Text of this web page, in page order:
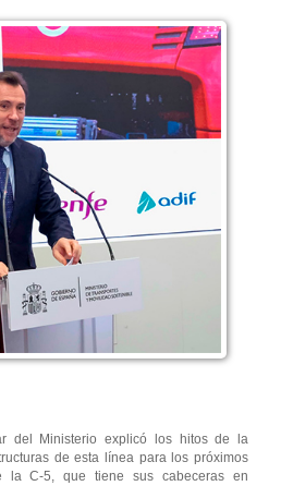
del Ministerio explicó los hitos de la
de esta línea para los próximos
la C-5, que tiene sus cabeceras en